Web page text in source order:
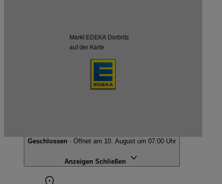
Markt EDEKA Dorbritz
auf der Karte
Kartenansicht
Geschlossen · Öffnet am 10. August um 07:00 Uhr
Anzeigen Schließen